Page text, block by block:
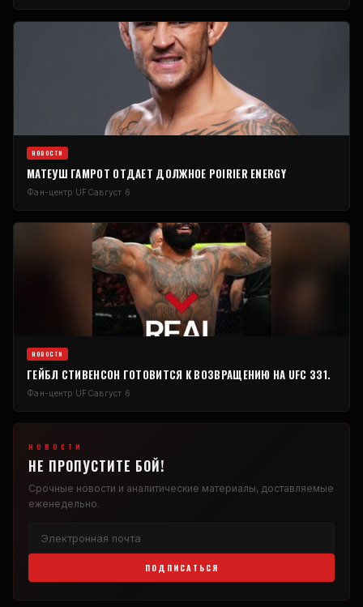
НОВОСТИ
МАТЕУШ ГАМРОТ ОТДАЕТ ДОЛЖНОЕ POIRIER ENERGY
Фан-центр UFCавгуст 6
НОВОСТИ
ГЕЙБЛ СТИВЕНСОН ГОТОВИТСЯ К ВОЗВРАЩЕНИЮ НА UFC 331.
Фан-центр UFCавгуст 6
НОВОСТИ
НЕ ПРОПУСТИТЕ БОЙ!
Срочные новости и аналитические материалы, доставляемые
еженедельно.
ПОДПИСАТЬСЯ